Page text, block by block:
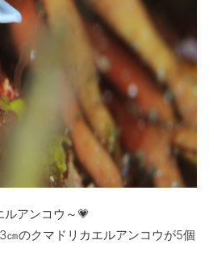
アンコウ～💗
㎝のクマドリカエルアンコウが5個